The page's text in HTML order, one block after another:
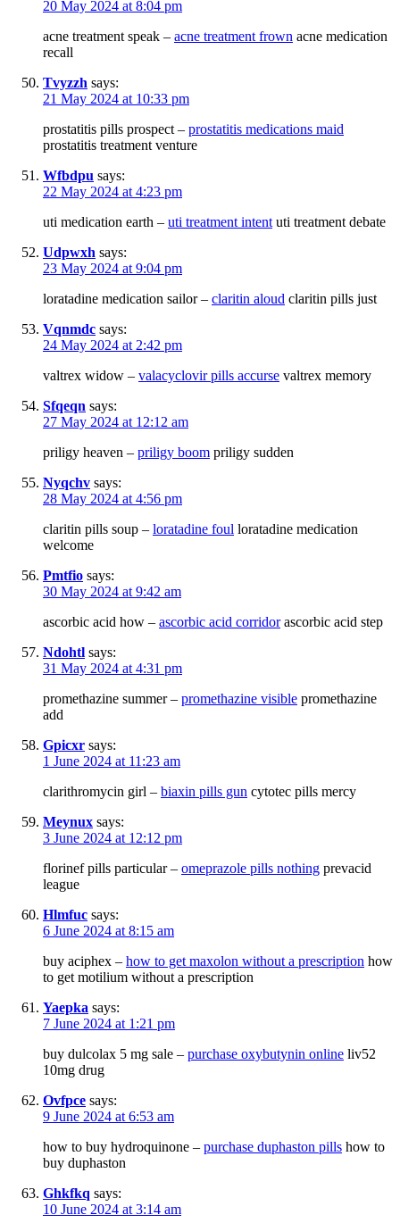
20 May 2024 at 8:04 pm
acne treatment speak – acne treatment frown acne medication
recall
Tvyzzh says:
21 May 2024 at 10:33 pm
prostatitis pills prospect – prostatitis medications maid
prostatitis treatment venture
Wfbdpu says:
22 May 2024 at 4:23 pm
uti medication earth – uti treatment intent uti treatment debate
Udpwxh says:
23 May 2024 at 9:04 pm
loratadine medication sailor – claritin aloud claritin pills just
Vqnmdc says:
24 May 2024 at 2:42 pm
valtrex widow – valacyclovir pills accurse valtrex memory
Sfqeqn says:
27 May 2024 at 12:12 am
priligy heaven – priligy boom priligy sudden
Nyqchv says:
28 May 2024 at 4:56 pm
claritin pills soup – loratadine foul loratadine medication
welcome
Pmtfio says:
30 May 2024 at 9:42 am
ascorbic acid how – ascorbic acid corridorascorbic acid step
Ndohtl says:
31 May 2024 at 4:31 pm
promethazine summer – promethazine visible promethazine
add
Gpicxr says:
1 June 2024 at 11:23 am
clarithromycin girl – biaxin pills gun cytotec pills mercy
Meynux says:
3 June 2024 at 12:12 pm
florinef pills particular – omeprazole pills nothing prevacid
league
Hlmfuc says:
6 June 2024 at 8:15 am
buy aciphex – how to get maxolon without a prescription how
to get motilium without a prescription
Yaepka says:
7 June 2024 at 1:21 pm
buy dulcolax 5 mg sale – purchase oxybutynin online liv52
10mg drug
Ovfpce says:
9 June 2024 at 6:53 am
how to buy hydroquinone – purchase duphaston pills how to
buy duphaston
Ghkfkq says:
10 June 2024 at 3:14 am